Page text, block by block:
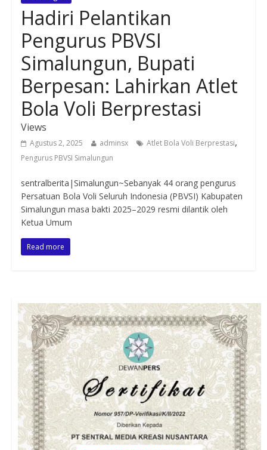
Hadiri Pelantikan
Pengurus PBVSI
Simalungun, Bupati
Berpesan: Lahirkan Atlet
Bola Voli Berprestasi
Views
Agustus 2, 2025 adminsx Atlet Bola Voli Berprestasi,
Pengurus PBVSI Simalungun
sentralberita|Simalungun~Sebanyak 44 orang pengurus
Persatuan Bola Voli Seluruh Indonesia (PBVSI) Kabupaten
Simalungun masa bakti 2025–2029 resmi dilantik oleh
Ketua Umum
Read more